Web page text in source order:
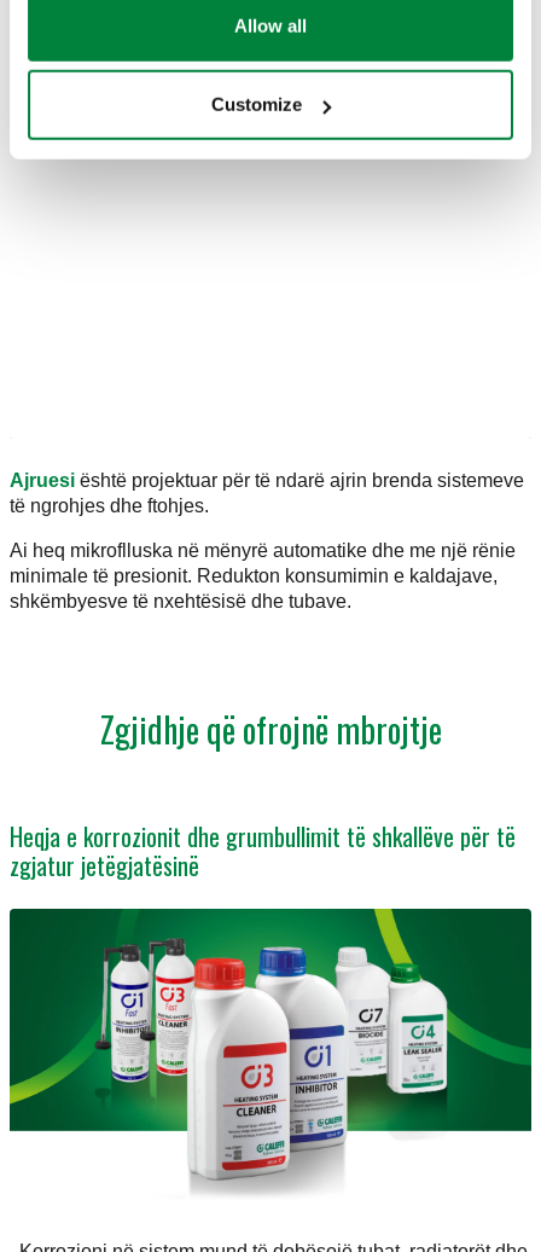
Allow all
Customize
Ajruesi është projektuar për të ndarë ajrin brenda sistemeve
të ngrohjes dhe ftohjes.
Ai heq mikroflluska në mënyrë automatike dhe me një rënie
minimale të presionit. Redukton konsumimin e kaldajave,
shkëmbyesve të nxehtësisë dhe tubave.
Zgjidhje që ofrojnë mbrojtje
Heqja e korrozionit dhe grumbullimit të shkallëve për të
zgjatur jetëgjatësinë